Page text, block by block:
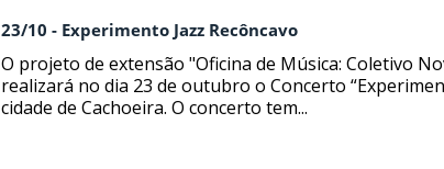
23/10 - Experimento Jazz Recôncavo
O projeto de extensão "Oficina de Música: Coletivo
realizará no dia 23 de outubro o Concerto
cidade de Cachoeira. O concerto tem...